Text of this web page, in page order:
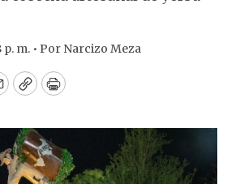
m. • Por Narcizo Meza
CopyPrint